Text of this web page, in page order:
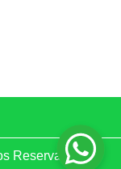
Reservados